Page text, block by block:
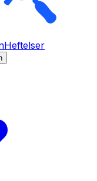
Heftelser